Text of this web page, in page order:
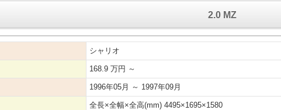
2.0 MZ
シャリオ
168.9 万円 ～
1996年05月 ～ 1997年09月
全長×全幅×全高(mm) 4495×1695×1580